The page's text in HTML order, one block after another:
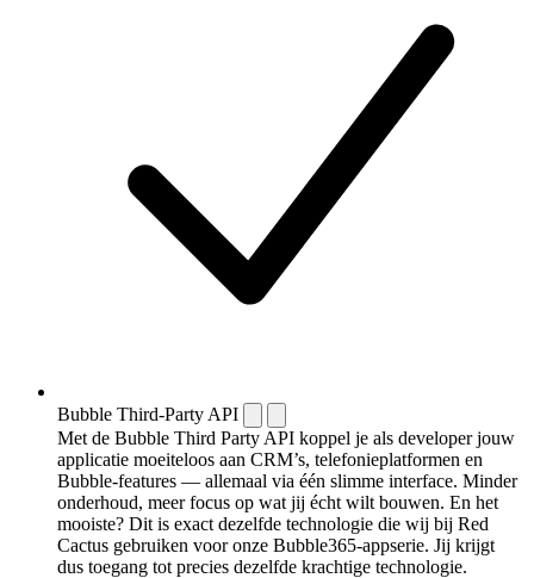
Bubble Third-Party API
Met de Bubble Third Party API koppel je als developer jouw
applicatie moeiteloos aan CRM’s, telefonieplatformen en
Bubble-features — allemaal via één slimme interface. Minder
onderhoud, meer focus op wat jij écht wilt bouwen. En het
mooiste? Dit is exact dezelfde technologie die wij bij Red
Cactus gebruiken voor onze Bubble365-appserie. Jij krijgt
dus toegang tot precies dezelfde krachtige technologie.